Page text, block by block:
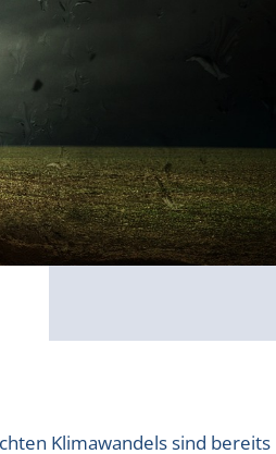
Klimawandels sind bereits